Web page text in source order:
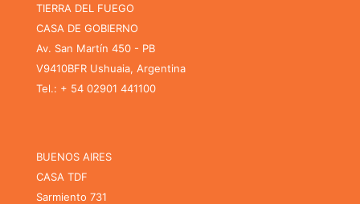
TIERRA DEL FUEGO
CASA DE GOBIERNO
Av. San Martín 450 - PB
V9410BFR Ushuaia, Argentina
Tel.: + 54 02901 441100
BUENOS AIRES
CASA TDF
Sarmiento 731